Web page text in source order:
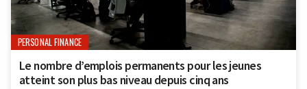
PERSONAL FINANCE
Le nombre d’emplois permanents pour les jeunes
atteint son plus bas niveau depuis cinq ans